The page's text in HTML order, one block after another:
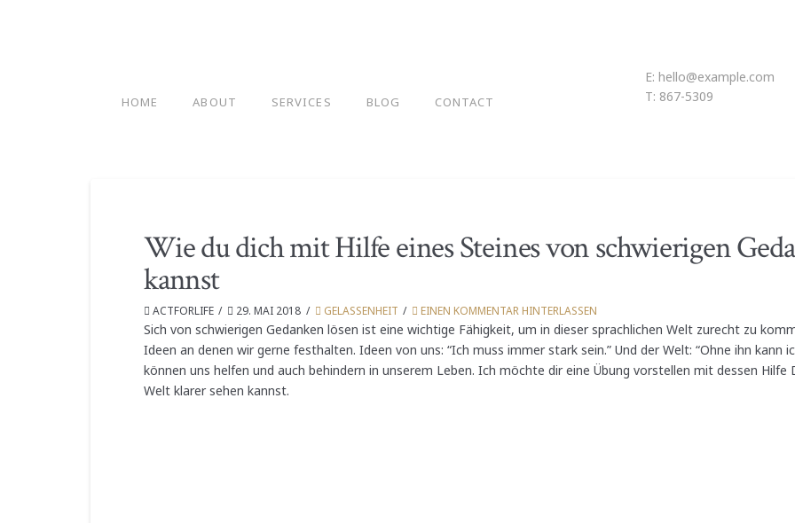
E: hello@example.com
T: 867-5309
HOME ABOUT SERVICES BLOG CONTACT
Wie du dich mit Hilfe eines Steines von schwierigen
kannst
ACTFORLIFE 29. MAI 2018 GELASSENHEIT EINEN KOMMENTAR HINTERLASSEN
Sich von schwierigen Gedanken lösen ist eine wichtige Fähigkeit, um in dieser sprachlichen Welt zurecht zu
Ideen an denen wir gerne festhalten. Ideen von uns: “Ich muss immer stark sein.” Und der Welt: “Ohne ihn kann
können uns helfen und auch behindern in unserem Leben. Ich möchte dir eine Übung vorstellen mit dessen Hilfe
Welt klarer sehen kannst.